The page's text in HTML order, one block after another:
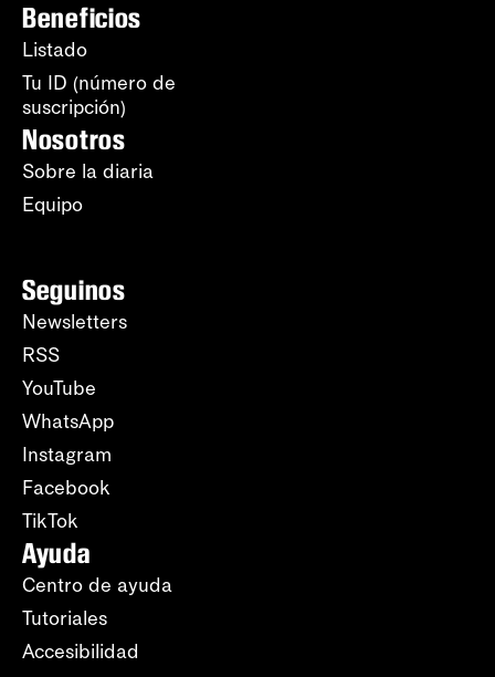
Beneficios
Listado
Tu ID (número de
suscripción)
Nosotros
Sobre la diaria
Equipo
Seguinos
Newsletters
RSS
YouTube
WhatsApp
Instagram
Facebook
TikTok
Ayuda
Centro de ayuda
Tutoriales
Accesibilidad